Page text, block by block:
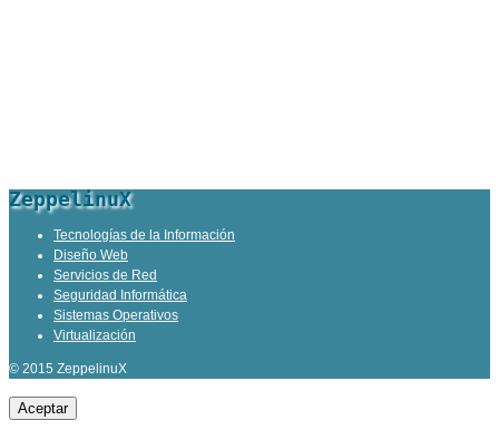
ZeppelinuX
Tecnologías de la Información
Diseño Web
Servicios de Red
Seguridad Informática
Sistemas Operativos
Virtualización
© 2015 ZeppelinuX
Aceptar